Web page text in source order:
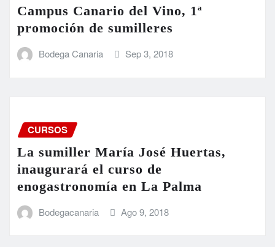
Campus Canario del Vino, 1ª
promoción de sumilleres
Bodega Canaria Sep 3, 2018
CURSOS
La sumiller María José Huertas,
inaugurará el curso de
enogastronomía en La Palma
Bodegacanaria Ago 9, 2018